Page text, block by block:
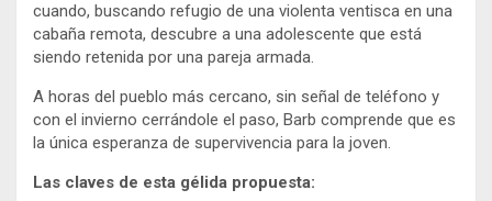
cuando, buscando refugio de una violenta ventisca en una
cabaña remota, descubre a una adolescente que está
siendo retenida por una pareja armada.
A horas del pueblo más cercano, sin señal de teléfono y
con el invierno cerrándole el paso, Barb comprende que es
la única esperanza de supervivencia para la joven.
Las claves de esta gélida propuesta: